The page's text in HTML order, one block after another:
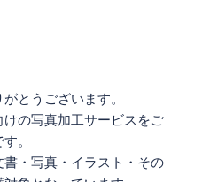
とうございます。
の写真加工サービスをご
。
・写真・イラスト・その